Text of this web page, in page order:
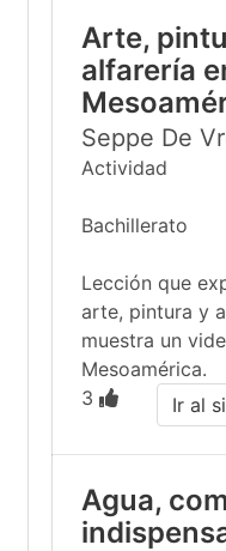
Arte,
alfarería
Seppe De
Actividad
Bachillerato
Lección que
arte, pintura y
muestra un
Mesoamérica.
3
Ir al
Agua,